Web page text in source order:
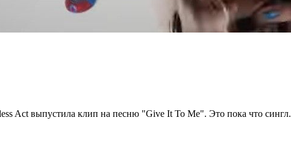
Act выпустила клип на песню "Give It To Me". Это пока что сингл.